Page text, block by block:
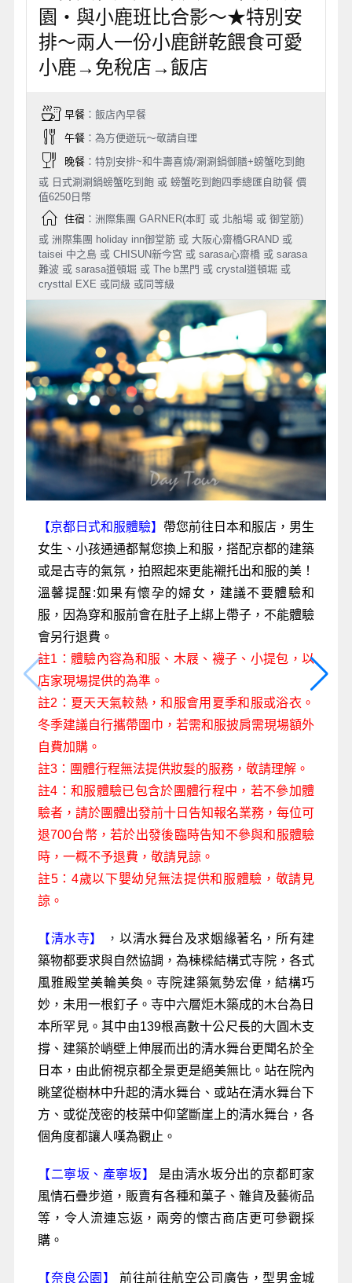
園‧與小鹿班比合影～★特別安
排～兩人一份小鹿餅乾餵食可愛
小鹿→免稅店→飯店
早餐：飯店內早餐
午餐：為方便遊玩～敬請自理
晚餐：特別安排~和牛壽喜燒/涮涮鍋御膳+螃蟹吃到飽
或 日式涮涮鍋螃蟹吃到飽 或 螃蟹吃到飽四季總匯自助餐 價
值6250日幣
住宿：洲際集團 GARNER(本町 或 北船場 或 御堂筋)
或 洲際集團 holiday inn御堂筋 或 大阪心齋橋GRAND 或
taisei 中之島 或 CHISUN新今宮 或 sarasa心齋橋 或 sarasa
難波 或 sarasa道頓堀 或 The b黑門 或 crystal道頓堀 或
crysttal EXE 或同級 或同等級
【京都日式和服體驗】 帶您前往日本和服店，男生
女生、小孩通通都幫您換上和服，搭配京都的建築
或是古寺的氣氛，拍照起來更能襯托出和服的美！
溫馨提醒:如果有懷孕的婦女，建議不要體驗和
服，因為穿和服前會在肚子上綁上帶子，不能體驗
會另行退費。
註1：體驗內容為和服、木屐、襪子、小提包，以
店家現場提供的為準。
註2：夏天天氣較熱，和服會用夏季和服或浴衣。
冬季建議自行攜帶圍巾，若需和服披肩需現場額外
自費加購。
註3：團體行程無法提供妝髮的服務，敬請理解。
註4：和服體驗已包含於團體行程中，若不參加體
驗者，請於團體出發前十日告知報名業務，每位可
退700台幣，若於出發後臨時告知不參與和服體驗
時，一概不予退費，敬請見諒。
註5：4歲以下嬰幼兒無法提供和服體驗，敬請見
諒。
【清水寺】 ， 以清水舞台及求姻緣著名，所有建
築物都要求與自然協調，為棟樑結構式寺院，各式
風雅殿堂美輪美奐。寺院建築氣勢宏偉，結構巧
妙，未用一根釘子。寺中六層炬木築成的木台為日
本所罕見。其中由139根高數十公尺長的大圓木支
撐、建築於峭壁上伸展而出的清水舞台更聞名於全
日本，由此俯視京都全景更是絕美無比。站在院內
眺望從樹林中升起的清水舞台、或站在清水舞台下
方、或從茂密的枝葉中仰望斷崖上的清水舞台，各
個角度都讓人嘆為觀止。
【二寧坂、產寧坂】
是由清水坂分出的京都町家
風情石疊步道，販賣有各種和菓子、雜貨及藝術品
等，令人流連忘返，兩旁的懷古商店更可參觀採
購。
【奈良公園】 前往前往航空公司廣告，型男金城